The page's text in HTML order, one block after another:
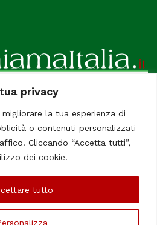
privacy
la tua esperienza di
o contenuti personalizzati
Cliccando “Accetta tutti”,
dei cookie.
tutto
online preferito.
gli italiani residenti all'estero.
Quotidiano online indipendente
Firme